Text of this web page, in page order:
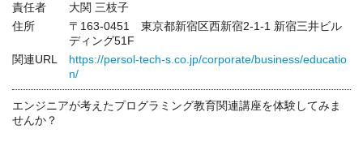
責任者
大関 三枝子
住所
〒163-0451 東京都新宿区西新宿2-1-1 新宿三井ビル
ディング51F
関連URL
https://persol-tech-s.co.jp/corporate/business/educatio
n/
エンジニアが考えたプログラミング教育関連講座を体験してみま
せんか？